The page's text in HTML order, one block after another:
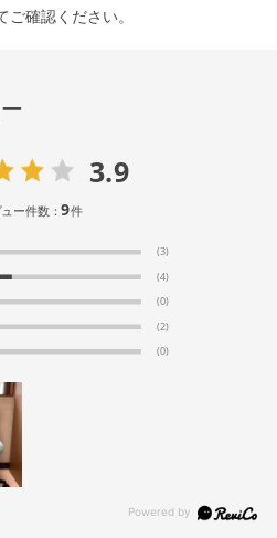
ご確認ください。
3.9
ー件数：9件
(3)
(4)
(0)
(2)
(0)